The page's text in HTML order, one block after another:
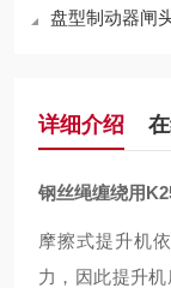
盘型制动器闸
详细介绍
钢丝绳缠绕用
摩擦式提升机
力，因此提升